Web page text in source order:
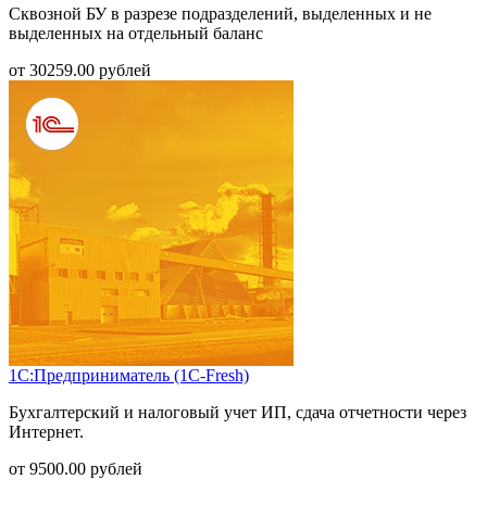
Сквозной БУ в разрезе подразделений, выделенных и не
выделенных на отдельный баланс
от 30259.00 рублей
1С:Предприниматель (1С-Fresh)
Бухгалтерский и налоговый учет ИП, сдача отчетности через
Интернет.
от 9500.00 рублей